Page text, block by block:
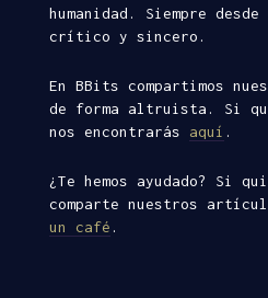
humanidad. Siempre
crítico y sincero.
En BBits compartimos
de forma altruista. Si
nos encontrarás aquí .
¿Te hemos ayudado? Si
comparte nuestros
un café .